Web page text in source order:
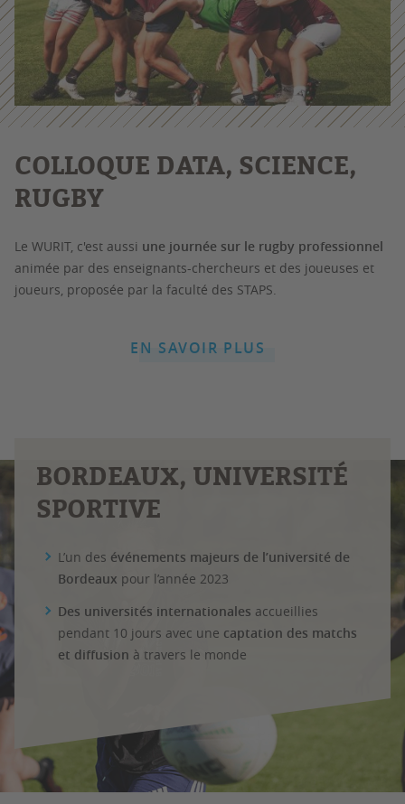
COLLOQUE DATA, SCIENCE,
RUGBY
Le WURIT, c'est aussi une journée sur le rugby professionnel
animée par des enseignants-chercheurs et des joueuses et
joueurs, proposée par la faculté des STAPS.
EN SAVOIR PLUS
BORDEAUX, UNIVERSITÉ
SPORTIVE
L’un des événements majeurs de l’université de
Bordeaux pour l’année 2023
Des universités internationales accueillies
pendant 10 jours avec une captation des matchs
et diffusion à travers le monde